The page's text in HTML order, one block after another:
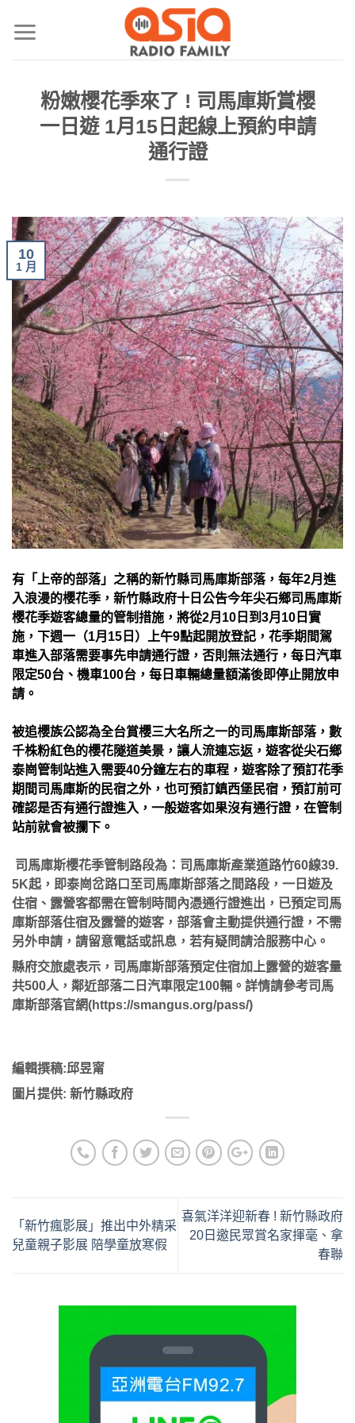
粉嫩櫻花季來了 ! 司馬庫斯賞櫻
一日遊 1月15日起線上預約申請
通行證
10
1 月
有「上帝的部落」之稱的新竹縣司馬庫斯部落，每年2月進
入浪漫的櫻花季，新竹縣政府十日公告今年尖石鄉司馬庫斯
櫻花季遊客總量的管制措施，將從2月10日到3月10日實
施，下週一（1月15日）上午9點起開放登記，花季期間駕
車進入部落需要事先申請通行證，否則無法通行，每日汽車
限定50台、機車100台，每日車輛總量額滿後即停止開放申
請。
被追櫻族公認為全台賞櫻三大名所之一的司馬庫斯部落，數
千株粉紅色的櫻花隧道美景，讓人流連忘返，遊客從尖石鄉
泰崗管制站進入需要40分鐘左右的車程，遊客除了預訂花季
期間司馬庫斯的民宿之外，也可預訂鎮西堡民宿，預訂前可
確認是否有通行證進入，一般遊客如果沒有通行證，在管制
站前就會被攔下。
司馬庫斯櫻花季管制路段為：司馬庫斯產業道路竹60線39.
5K起，即泰崗岔路口至司馬庫斯部落之間路段，一日遊及
住宿、露營客都需在管制時間內憑通行證進出，已預定司馬
庫斯部落住宿及露營的遊客，部落會主動提供通行證，不需
另外申請，請留意電話或訊息，若有疑問請洽服務中心。
縣府交旅處表示，司馬庫斯部落預定住宿加上露營的遊客量
共500人，鄰近部落二日汽車限定100輛。詳情請參考司馬
庫斯部落官網(https://smangus.org/pass/)
編輯撰稿:邱昱甯
圖片提供: 新竹縣政府
「新竹瘋影展」推出中外精采
兒童親子影展 陪學童放寒假
喜氣洋洋迎新春 ! 新竹縣政府
20日邀民眾賞名家揮毫、拿
春聯